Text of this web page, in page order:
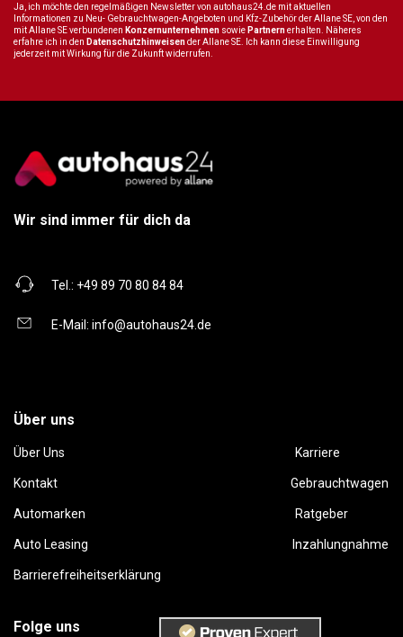
Ja, ich möchte den regelmäßigen Newsletter von autohaus24.de mit aktuellen
Informationen zu Neu- Gebrauchtwagen-Angeboten und Kfz-Zubehör der Allane SE, von den
mit Allane SE verbundenen Konzernunternehmen sowie Partnernerhalten. Näheres
erfahre ich in den Datenschutzhinweisender Allane SE. Ich kann diese Einwilligung
jederzeit mit Wirkung für die Zukunft widerrufen.
Wir sind immer für dich da
Tel.: +49 89 70 80 84 84
E-Mail: info@autohaus24.de
Über uns
Über Uns Karriere
Kontakt Gebrauchtwagen
Automarken Ratgeber
Auto Leasing Inzahlungnahme
Barrierefreiheitserklärung
Folge uns